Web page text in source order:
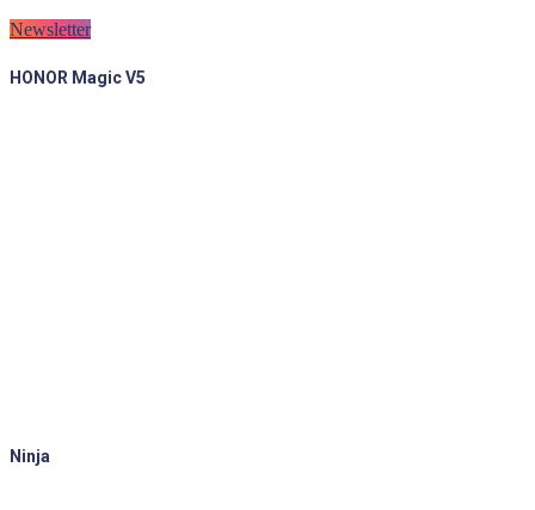
Newsletter
HONOR Magic V5
Ninja